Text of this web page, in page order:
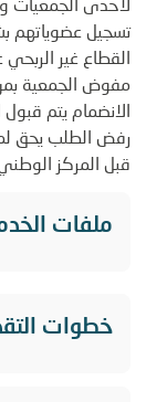
لأحدى الجمعيات
تسجيل عضوياتهم
القطاع غير
مفوض الجمعية
الانضمام يتم
رفض الطلب يحق
قبل المركز
ملفات
جمعية
خطوات